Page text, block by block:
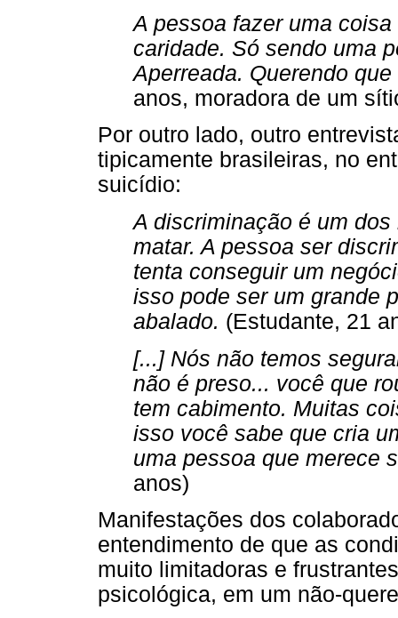
A pessoa fazer uma
caridade. Só sendo uma
Aperreada. Querendo
anos, moradora de um
Por outro lado, outro
tipicamente brasileiras, no
suicídio:
A discriminação é um
matar. A pessoa ser
tenta conseguir um
isso pode ser um grande
abalado. (Estudante, 21
[...] Nós não temos
não é preso... você que
tem cabimento. Muitas
isso você sabe que cria
uma pessoa que merece
anos)
Manifestações dos
entendimento de que as
muito limitadoras e
psicológica, em um não-